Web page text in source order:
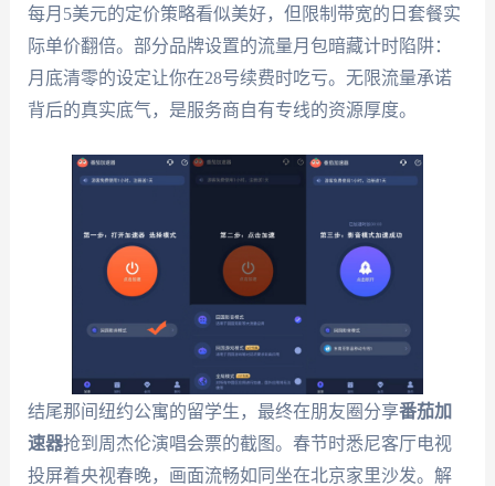
每月5美元的定价策略看似美好，但限制带宽的日套餐实
际单价翻倍。部分品牌设置的流量月包暗藏计时陷阱：
月底清零的设定让你在28号续费时吃亏。无限流量承诺
背后的真实底气，是服务商自有专线的资源厚度。
结尾那间纽约公寓的留学生，最终在朋友圈分享番茄加
速器抢到周杰伦演唱会票的截图。春节时悉尼客厅电视
投屏着央视春晚，画面流畅如同坐在北京家里沙发。解